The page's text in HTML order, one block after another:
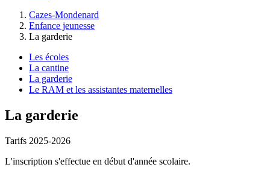
Cazes-Mondenard
Enfance jeunesse
La garderie
Les écoles
La cantine
La garderie
Le RAM et les assistantes maternelles
La garderie
Tarifs 2025-2026
L'inscription s'effectue en début d'année scolaire.